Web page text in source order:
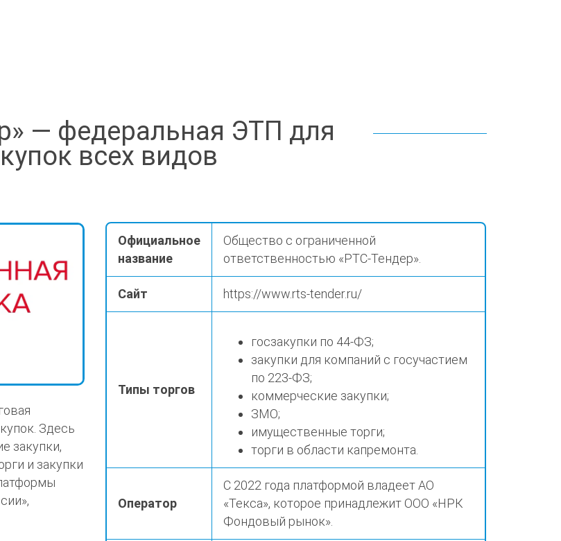
— федеральная ЭТП для
всех видов
Здесь
закупки,
и закупки
Официальное
название
Общество с ограниченной
ответственностью «РТС-Тендер».
Сайт https://www.rts-tender.ru/
Типы торгов
госзакупки по 44-ФЗ;
закупки для компаний с госучастием
по 223-ФЗ;
коммерческие закупки;
ЗМО;
имущественные торги;
торги в области капремонта.
Оператор
С 2022 года платформой владеет АО
«Текса», которое принадлежит ООО «НРК
Фондовый рынок».